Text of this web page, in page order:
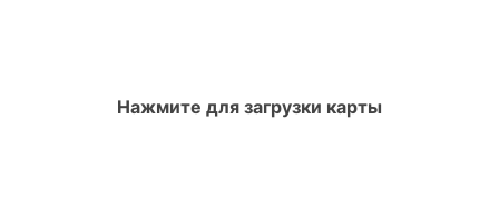
Нажмите для загрузки карты